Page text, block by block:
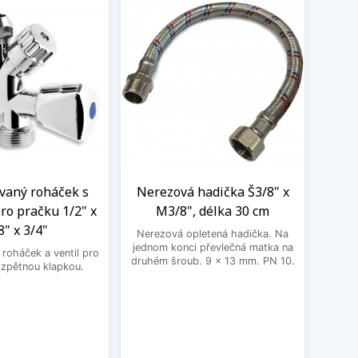
roháček s
pračku 1/2" x
x 3/4"
roháček a ventil pro
klapkou.
Nerezová hadička Š3/8" x
M3/8", délka 30 cm
Nerezová opletená hadička. Na
jednom konci převlečná matka na
druhém šroub. 9 x 13 mm. PN 10.